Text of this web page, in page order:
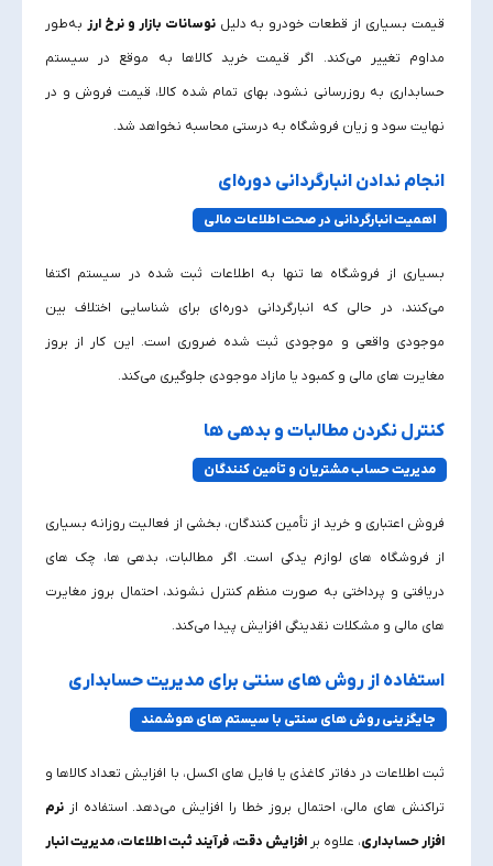
قیمت بسیاری از قطعات خودرو به دلیلنوسانات بازار و نرخ ارز به‌طور
مداوم تغییر می‌کند. اگر قیمت خرید کالاها به‌ موقع در سیستم
حسابداری به‌ روزرسانی نشود، بهای تمام‌ شده کالا، قیمت فروش و در
نهایت سود و زیان فروشگاه به‌ درستی محاسبه نخواهد شد.
انجام ندادن انبارگردانی دوره‌ای
اهمیت انبارگردانی در صحت اطلاعات مالی
بسیاری از فروشگاه‌ ها تنها به اطلاعات ثبت‌ شده در سیستم اکتفا
می‌کنند، در حالی که انبارگردانی دوره‌ای برای شناسایی اختلاف بین
موجودی واقعی و موجودی ثبت‌ شده ضروری است. این کار از بروز
مغایرت‌ های مالی و کمبود یا مازاد موجودی جلوگیری می‌کند.
کنترل نکردن مطالبات و بدهی‌ ها
مدیریت حساب مشتریان و تأمین‌ کنندگان
فروش اعتباری و خرید از تأمین‌ کنندگان، بخشی از فعالیت روزانه بسیاری
از فروشگاه‌ های لوازم یدکی است. اگر مطالبات، بدهی‌ ها، چک‌ های
دریافتی و پرداختی به‌ صورت منظم کنترل نشوند، احتمال بروز مغایرت‌
های مالی و مشکلات نقدینگی افزایش پیدا می‌کند.
استفاده از روش‌ های سنتی برای مدیریت حسابداری
جایگزینی روش‌ های سنتی با سیستم‌ های هوشمند
ثبت اطلاعات در دفاتر کاغذی یا فایل‌ های اکسل، با افزایش تعداد کالاها و
تراکنش‌ های مالی، احتمال بروز خطا را افزایش می‌دهد. استفاده از نرم‌
افزار حسابداری، علاوه برافزایش دقت، فرآیند ثبت اطلاعات، مدیریت انبار